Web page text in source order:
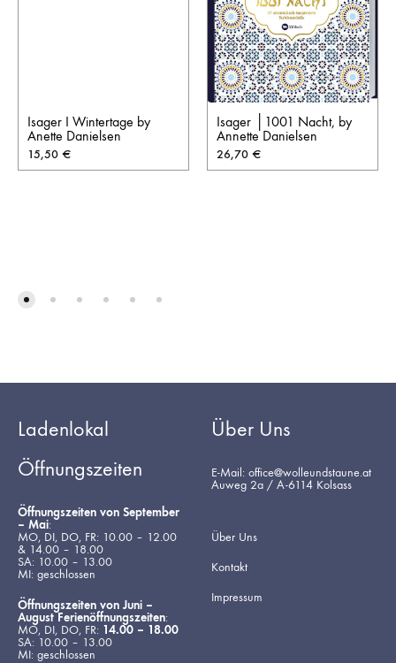
Isager I Wintertage by
Anette Danielsen
15,50 €
Isager │1001 Nacht, by
Annette Danielsen
26,70 €
Ladenlokal
Öffnungszeiten
Öffnungszeiten von September
– Mai:
MO, DI, DO, FR: 10.00 – 12.00
& 14.00 – 18.00
SA: 10.00 – 13.00
MI: geschlossen
Öffnungszeiten von Juni –
August Ferienöffnungszeiten:
MO, DI, DO, FR: 14.00 – 18.00
SA: 10.00 – 13.00
MI: geschlossen
Über Uns
E-Mail: office@wolleundstaune.at
Auweg 2a / A-6114 Kolsass
Über Uns
Kontakt
Impressum